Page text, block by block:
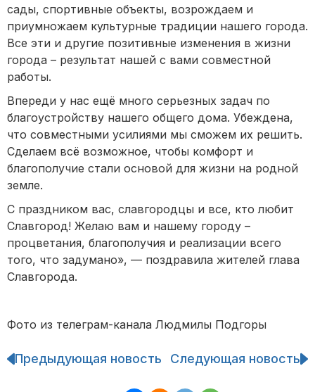
сады, спортивные объекты, возрождаем и
приумножаем культурные традиции нашего города.
Все эти и другие позитивные изменения в жизни
города – результат нашей с вами совместной
работы.
Впереди у нас ещё много серьезных задач по
благоустройству нашего общего дома. Убеждена,
что совместными усилиями мы сможем их решить.
Сделаем всё возможное, чтобы комфорт и
благополучие стали основой для жизни на родной
земле.
С праздником вас, славгородцы и все, кто любит
Славгород! Желаю вам и нашему городу –
процветания, благополучия и реализации всего
того, что задумано», — поздравила жителей глава
Славгорода.
Фото из телеграм-канала Людмилы Подгоры
Навигация
Предыдующая новость Следующая новость